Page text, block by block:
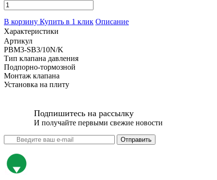
В корзину Купить в 1 клик Описание
Характеристики
Артикул
PBM3-SB3/10N/K
Тип клапана давления
Подпорно-тормозной
Монтаж клапана
Установка на плиту
Подпишитесь на рассылку
И получайте первыми свежие новости
Отправить